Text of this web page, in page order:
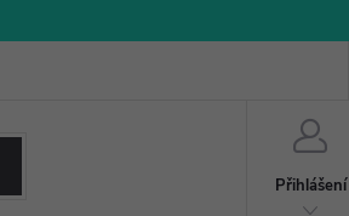
Přihlášení